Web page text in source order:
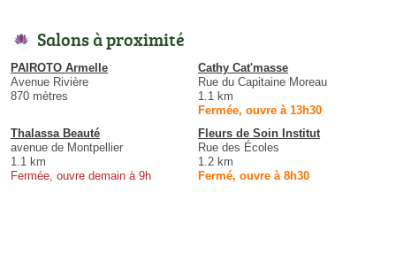
Salons à proximité
PAIROTO Armelle
Avenue Rivière
870 mètres
Cathy Cat'masse
Rue du Capitaine Moreau
1.1 km
Fermée, ouvre à 13h30
Thalassa Beauté
avenue de Montpellier
1.1 km
Fermée, ouvre demain à 9h
Fleurs de Soin Institut
Rue des Écoles
1.2 km
Fermé, ouvre à 8h30